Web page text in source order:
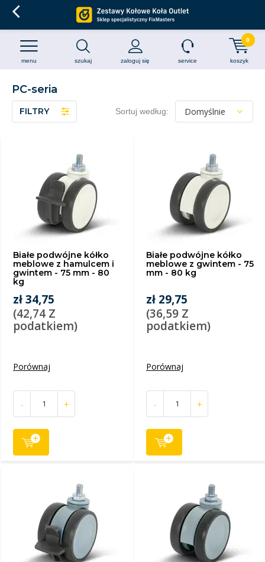
szukaj zaloguj się
menu service koszyk
0
PC-seria
FILTRY Sortuj według:
Białe podwójne kółko
meblowe z hamulcem i
gwintem - 75 mm - 80
kg
zł 34,75
(42,74 Z
podatkiem)
Porównaj
- +
Białe podwójne kółko
meblowe z gwintem - 75
mm - 80 kg
zł 29,75
(36,59 Z
podatkiem)
Porównaj
- +